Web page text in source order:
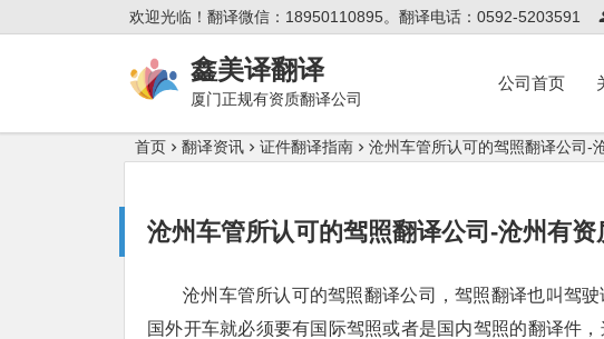
欢迎光临！翻译微信：18950110895。翻译电话：0592-5203591
鑫美译翻译
厦门正规有资质翻译公司
公司首页
首页 翻译资讯 证件翻译指南 沧州车管所认可的驾照翻译公司-
沧州车管所认可的驾照翻译公司-沧州有资
沧州车管所认可的驾照翻译公司，驾照翻译也叫驾
国外开车就必须要有国际驾照或者是国内驾照的翻译件